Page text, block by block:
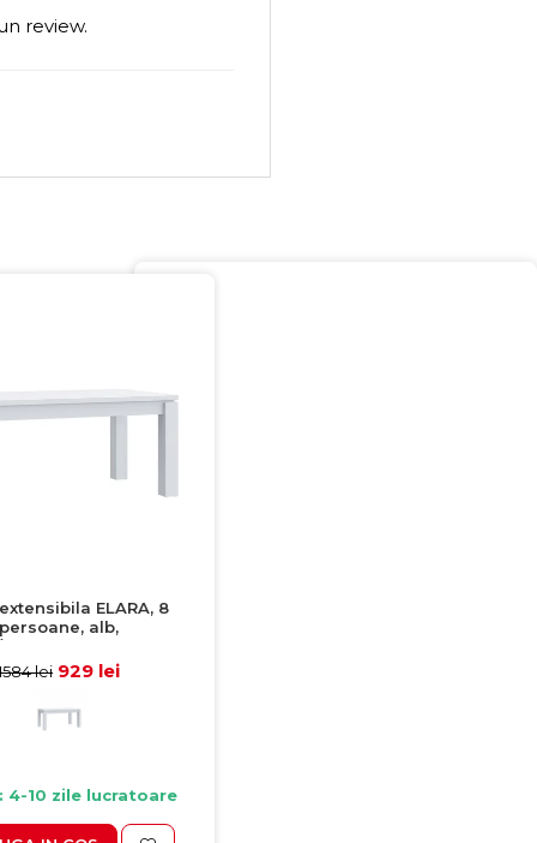
review.
ELARA, 8
persoane, alb,
cm
lei 929 lei
4-10 zile lucratoare